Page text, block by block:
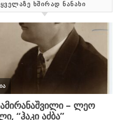
ᲧᲕᲔᲚᲐᲖᲔ ᲮᲨᲘᲠᲐᲓ ᲜᲐᲜᲐᲮᲘ